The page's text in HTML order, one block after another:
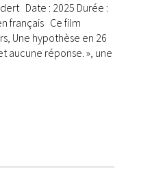
Date : 2025 Durée :
français Ce film
Une hypothèse en 26
aucune réponse. », une